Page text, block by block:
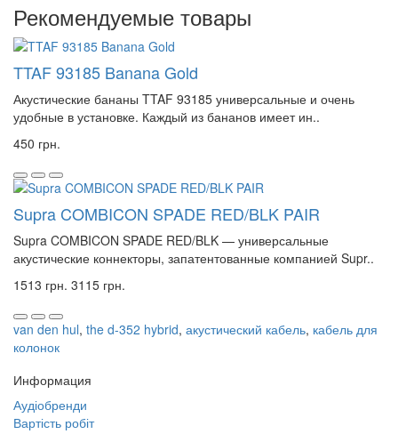
Рекомендуемые товары
TTAF 93185 Banana Gold
Акустические бананы TTAF 93185 универсальные и очень
удобные в установке. Каждый из бананов имеет ин..
450 грн.
Supra COMBICON SPADE RED/BLK PAIR
Supra COMBICON SPADE RED/BLK — универсальные
акустические коннекторы, запатентованные компанией Supr..
1513 грн. 3115 грн.
van den hul, the d-352 hybrid, акустический кабель, кабель для
колонок
Информация
Аудіобренди
Вартість робіт